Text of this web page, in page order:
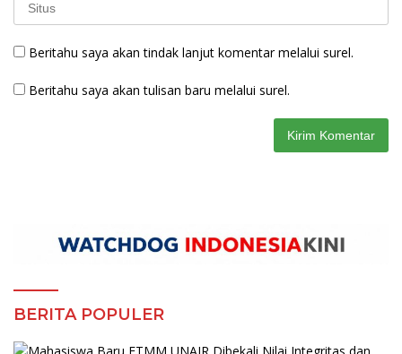
Beritahu saya akan tindak lanjut komentar melalui surel.
Beritahu saya akan tulisan baru melalui surel.
BERITA POPULER